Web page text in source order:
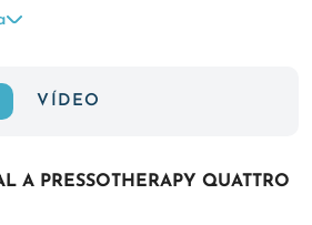
VÍDEO
A PRESSOTHERAPY QUATTRO